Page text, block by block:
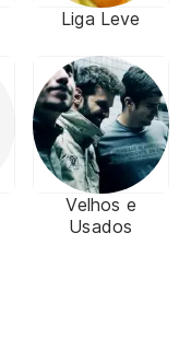
Liga Leve
Velhos e
Usados